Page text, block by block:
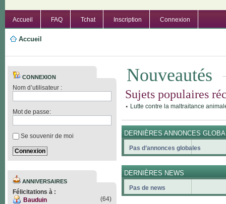
Accueil FAQ Tchat Inscription Connexion
Accueil
CONNEXION
Nom d’utilisateur :
Mot de passe:
Se souvenir de moi
ANNIVERSAIRES
Félicitations à :
Bauduin
(64)
Nouveautés
Sujets populaires
Lutte contre la maltraitance
DERNIÈRES ANNONCES
Pas d’annonces globales
DERNIÈRES NEWS
Pas de news